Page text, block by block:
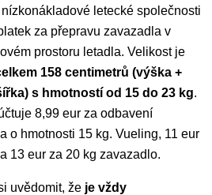
letecké společnosti
za přepravu zavazadla v
prostoru letadla. Velikost je
158 centimetrů (výška +
s hmotností od 15 do 23 kg.
8,99 eur za odbavení
o hmotnosti 15 kg. Vueling, 11 eur
13 eur za 20 kg zavazadlo.
uvědomit, že je vždy